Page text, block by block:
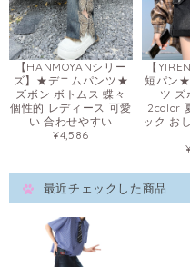
【HANMOYANシリー
ズ】★デニムパンツ★
ズボン ボトムス 蝶々
個性的 レディース 可愛
い 合わせやすい
¥4,586
【
短パン★
ツ ズ
2color
ック お
最近チェックした商品